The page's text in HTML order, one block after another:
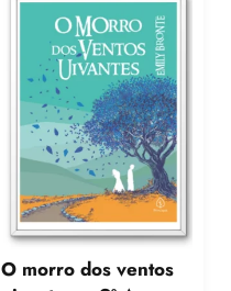
O morro dos ventos